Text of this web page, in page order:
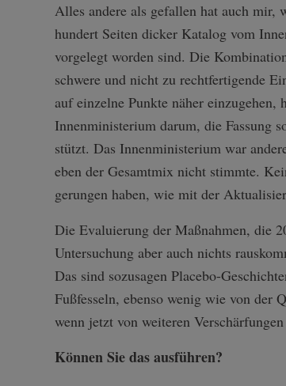
Alles andere als gefallen hat auch mir,
hundert Seiten dicker Katalog vom
vorgelegt worden sind. Die
schwere und nicht zu rechtfertigende
auf einzelne Punkte näher einzugehen,
Innenministerium darum, die Fassung
stützt. Das Innenministerium war
eben der Gesamtmix nicht stimmte.
gerungen haben, wie mit der
Die Evaluierung der Maßnahmen, die
Untersuchung aber auch nichts
Das sind sozusagen Placebo-
Fußfesseln, ebenso wenig wie von der
wenn jetzt von weiteren
Können Sie das ausführen?